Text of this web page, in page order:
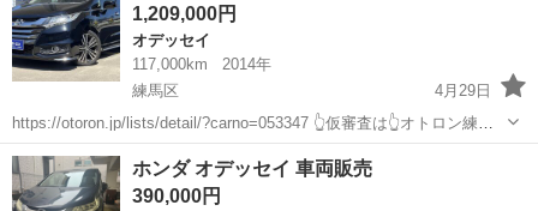
ー ３列シー...
1,209,000円
オデッセイ
117,000km
2014年
練馬区
4月29日
https://otoron.jp/lists/detail/?carno=053347 👆仮審査は👆オトロン練馬
店へ✨👆🌠 ✨毎日10件以上入庫中✨全店舗の在庫をご納車可能！！ 🔴
下取最低保証金額アップ中🎊🔴...
東京 練馬区 オデッセイ ミニバン
ホンダ オデッセイ 車両販売
390,000円